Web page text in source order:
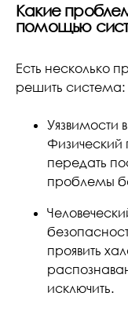
Какие
помощью
Есть несколько
решить система:
Уязвимости
Физический
передать
проблемы
проявить
исключить.